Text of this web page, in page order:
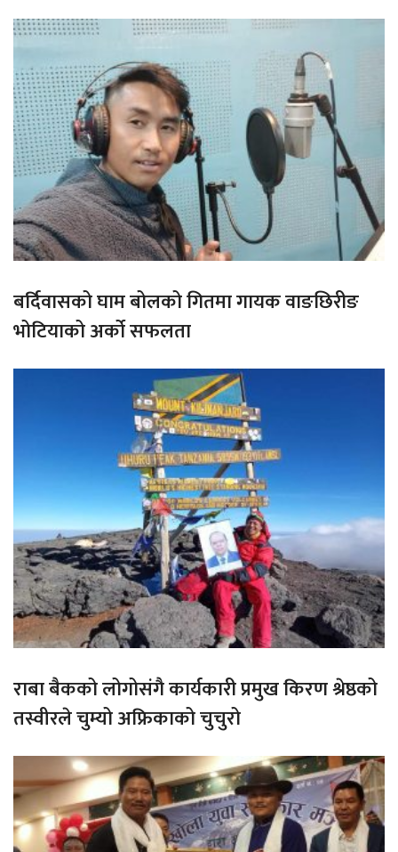
बर्दिवासको घाम बोलको गितमा गायक वाङछिरीङ
भोटियाको अर्को सफलता
राबा बैकको लोगोसंगै कार्यकारी प्रमुख किरण श्रेष्ठको
तस्वीरले चुम्यो अफ्रिकाको चुचुरो